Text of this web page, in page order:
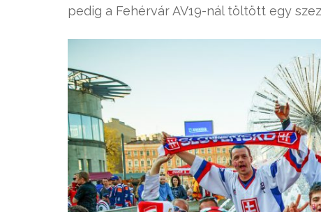
pedig a Fehérvár AV19-nál töltött egy